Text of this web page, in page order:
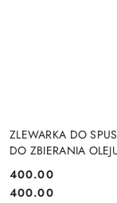
ZLEWARKA DO
DO ZBIERANIA
Cena:
400.00
Cena:
400.00